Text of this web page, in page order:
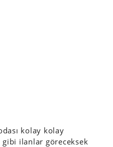
kolay kolay
gibi ilanlar göreceksek